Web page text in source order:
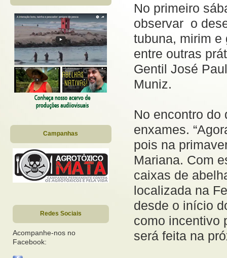
Campanhas
Redes Sociais
Acompanhe-nos no
Facebook:
No primeiro
observar o
tubuna, mirim e
entre outras
Gentil José
Muniz.
No encontro do
enxames.
pois na
Mariana. Com
caixas de
localizada na
desde o início
como incentivo
será feita na